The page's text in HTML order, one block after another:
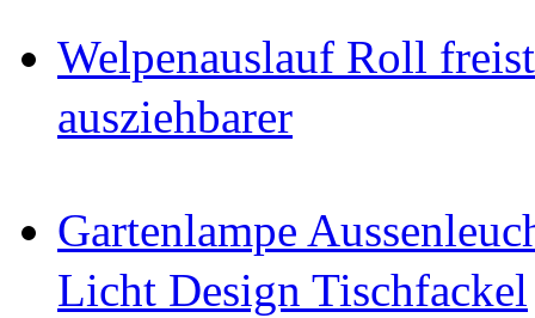
Welpenauslauf Roll
ausziehbarer
Gartenlampe
Licht Design Tischfackel